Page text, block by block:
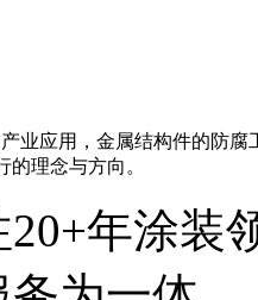
业应用，金属结构件的防
理念与方向。
20+年涂装